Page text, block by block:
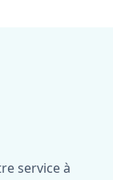
service à